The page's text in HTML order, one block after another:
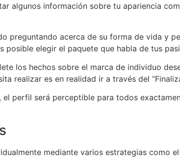
algunos información sobre tu apariencia
preguntando acerca de su forma de vida ​​y
posible elegir el paquete que habla de tus
los hechos sobre el marca de individuo
realizar es en realidad ir a través del
perfil será perceptible para todos
mediante varios estrategias como